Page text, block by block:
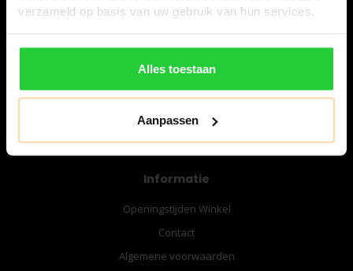
verzameld op basis van uw gebruik van hun services.
Alles toestaan
Aanpassen
06-57276080
info@bespanracket.nl
Informatie
Openingstijden Winkel
Contact
Algemene voorwaarden